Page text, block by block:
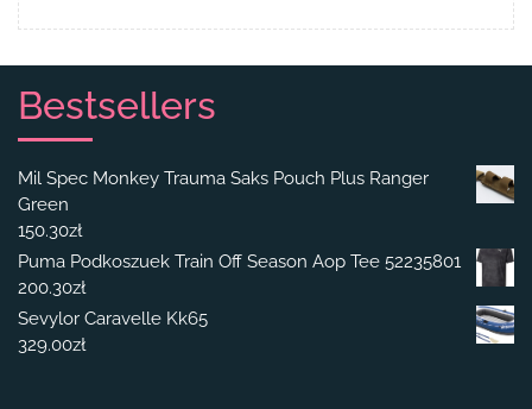
Bestsellers
Mil Spec Monkey Trauma Saks Pouch Plus Ranger
Green
150.30zł
Puma Podkoszuek Train Off Season Aop Tee 52235801
200.30zł
Sevylor Caravelle Kk65
329.00zł